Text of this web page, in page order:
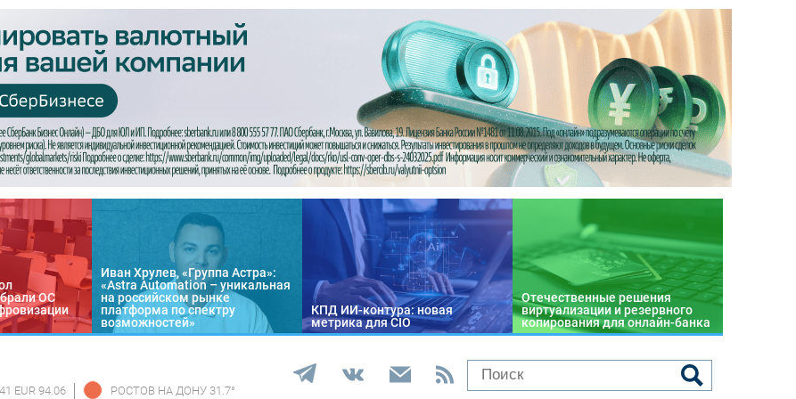
ОС
Иван Хрулев, «Группа Астра»:
«Astra Automation – уникальная
на российском рынке
платформа по спектру
возможностей»
КПД ИИ-контура: новая
метрика для CIO
Отечественные решения
виртуализации и резервного
копирования для онлайн-банка
EUR 94.06 РОСТОВ НА ДОНУ 31.7°